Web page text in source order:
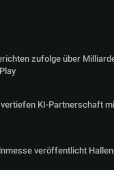
zufolge über
KI-Partnerschaft
veröffentlicht